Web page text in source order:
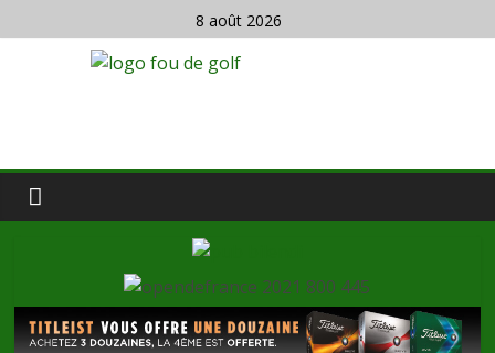
8 août 2026